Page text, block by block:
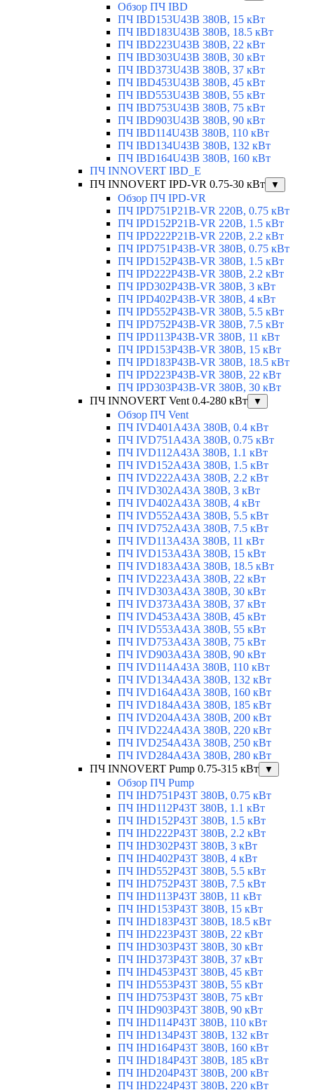
Обзор ПЧ IBD
ПЧ IBD153U43B 380В, 15 кВт
ПЧ IBD183U43B 380В, 18.5 кВт
ПЧ IBD223U43B 380В, 22 кВт
ПЧ IBD303U43B 380В, 30 кВт
ПЧ IBD373U43B 380В, 37 кВт
ПЧ IBD453U43B 380В, 45 кВт
ПЧ IBD553U43B 380В, 55 кВт
ПЧ IBD753U43B 380В, 75 кВт
ПЧ IBD903U43B 380В, 90 кВт
ПЧ IBD114U43B 380В, 110 кВт
ПЧ IBD134U43B 380В, 132 кВт
ПЧ IBD164U43B 380В, 160 кВт
ПЧ INNOVERT IBD_E
ПЧ INNOVERT IPD-VR 0.75-30 кВт
▼
Обзор ПЧ IPD-VR
ПЧ IPD751P21B-VR 220В, 0.75 кВт
ПЧ IPD152P21B-VR 220В, 1.5 кВт
ПЧ IPD222P21B-VR 220В, 2.2 кВт
ПЧ IPD751P43B-VR 380В, 0.75 кВт
ПЧ IPD152P43B-VR 380В, 1.5 кВт
ПЧ IPD222P43B-VR 380В, 2.2 кВт
ПЧ IPD302P43B-VR 380В, 3 кВт
ПЧ IPD402P43B-VR 380В, 4 кВт
ПЧ IPD552P43B-VR 380В, 5.5 кВт
ПЧ IPD752P43B-VR 380В, 7.5 кВт
ПЧ IPD113P43B-VR 380В, 11 кВт
ПЧ IPD153P43B-VR 380В, 15 кВт
ПЧ IPD183P43B-VR 380В, 18.5 кВт
ПЧ IPD223P43B-VR 380В, 22 кВт
ПЧ IPD303P43B-VR 380В, 30 кВт
ПЧ INNOVERT Vent 0.4-280 кВт
▼
Обзор ПЧ Vent
ПЧ IVD401A43A 380В, 0.4 кВт
ПЧ IVD751A43A 380В, 0.75 кВт
ПЧ IVD112A43A 380В, 1.1 кВт
ПЧ IVD152A43A 380В, 1.5 кВт
ПЧ IVD222A43A 380В, 2.2 кВт
ПЧ IVD302A43A 380В, 3 кВт
ПЧ IVD402A43A 380В, 4 кВт
ПЧ IVD552A43A 380В, 5.5 кВт
ПЧ IVD752A43A 380В, 7.5 кВт
ПЧ IVD113A43A 380В, 11 кВт
ПЧ IVD153A43A 380В, 15 кВт
ПЧ IVD183A43A 380В, 18.5 кВт
ПЧ IVD223A43A 380В, 22 кВт
ПЧ IVD303A43A 380В, 30 кВт
ПЧ IVD373A43A 380В, 37 кВт
ПЧ IVD453A43A 380В, 45 кВт
ПЧ IVD553A43A 380В, 55 кВт
ПЧ IVD753A43A 380В, 75 кВт
ПЧ IVD903A43A 380В, 90 кВт
ПЧ IVD114A43A 380В, 110 кВт
ПЧ IVD134A43A 380В, 132 кВт
ПЧ IVD164A43A 380В, 160 кВт
ПЧ IVD184A43A 380В, 185 кВт
ПЧ IVD204A43A 380В, 200 кВт
ПЧ IVD224A43A 380В, 220 кВт
ПЧ IVD254A43A 380В, 250 кВт
ПЧ IVD284A43A 380В, 280 кВт
ПЧ INNOVERT Pump 0.75-315 кВт
▼
Обзор ПЧ Pump
ПЧ IHD751P43T 380В, 0.75 кВт
ПЧ IHD112P43T 380В, 1.1 кВт
ПЧ IHD152P43T 380В, 1.5 кВт
ПЧ IHD222P43T 380В, 2.2 кВт
ПЧ IHD302P43T 380В, 3 кВт
ПЧ IHD402P43T 380В, 4 кВт
ПЧ IHD552P43T 380В, 5.5 кВт
ПЧ IHD752P43T 380В, 7.5 кВт
ПЧ IHD113P43T 380В, 11 кВт
ПЧ IHD153P43T 380В, 15 кВт
ПЧ IHD183P43T 380В, 18.5 кВт
ПЧ IHD223P43T 380В, 22 кВт
ПЧ IHD303P43T 380В, 30 кВт
ПЧ IHD373P43T 380В, 37 кВт
ПЧ IHD453P43T 380В, 45 кВт
ПЧ IHD553P43T 380В, 55 кВт
ПЧ IHD753P43T 380В, 75 кВт
ПЧ IHD903P43T 380В, 90 кВт
ПЧ IHD114P43T 380В, 110 кВт
ПЧ IHD134P43T 380В, 132 кВт
ПЧ IHD164P43T 380В, 160 кВт
ПЧ IHD184P43T 380В, 185 кВт
ПЧ IHD204P43T 380В, 200 кВт
ПЧ IHD224P43T 380В, 220 кВт